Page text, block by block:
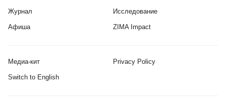
Журнал
Афиша
Исследование
ZIMA Impact
Медиа-кит Privacy Policy
Switch to English